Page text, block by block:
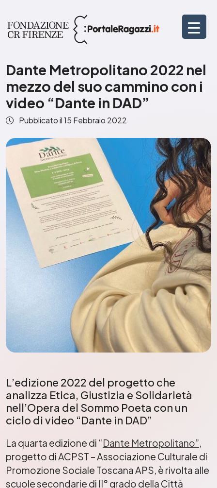
Dante Metropolitano 2022 nel
mezzo del suo cammino con i
video “Dante in DAD”
Pubblicato il15 Febbraio 2022
L’edizione 2022 del progetto che
analizza Etica, Giustizia e Solidarietà
nell’Opera del Sommo Poeta con un
ciclo di video “Dante in DAD”
La quarta edizione di “Dante Metropolitano”,
progetto di ACPST – Associazione Culturale di
Promozione Sociale Toscana APS, è rivolta alle
scuole secondarie di II° grado della Città